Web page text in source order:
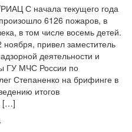
С начала текущего года
6126 пожаров, в
в том числе восемь детей.
привел заместитель
деятельности и
ГУ МЧС России по
Степаненко на брифинге в
итогов
[…]